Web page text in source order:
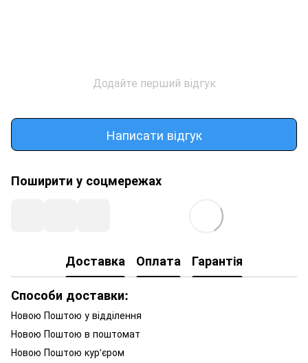
Додайте перший відгук
Написати відгук
Поширити у соцмережах
Доставка Оплата
Гарантія
Способи доставки:
Новою Поштою у відділення
Новою Поштою в поштомат
Новою Поштою кур'єром